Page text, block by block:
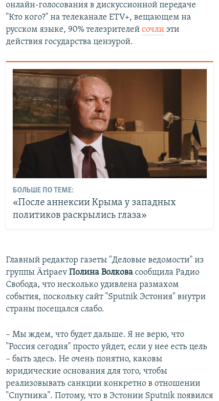
онлайн-голосования в дискуссионной передаче
"Кто кого?" на телеканале ETV+, вещающем на
русском языке, 90% телезрителей сочли эти
действия государства цензурой.
БОЛЬШЕ ПО ТЕМЕ:
«После аннексии Крыма у западных
политиков раскрылись глаза»
Главный редактор газеты "Деловые ведомости" из
группы Äripaev Полина Волкова сообщила Радио
Свобода, что несколько удивлена размахом
события, поскольку сайт "Sputnik Эстония" внутри
страны посещался слабо.
– Мы ждем, что будет дальше. Я не верю, что
"Россия сегодня" просто уйдет, если у нее есть цель
– быть здесь. Не очень понятно, каковы
юридические основания для того, чтобы
реализовывать санкции конкретно в отношении
"Спутника". Потому, что в Эстонии Sputnik появился